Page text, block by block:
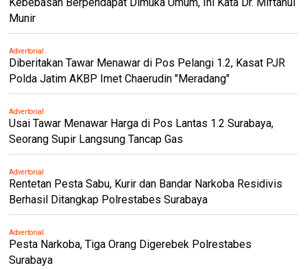
Munir
Advertorial
Diberitakan Tawar Menawar di Pos Pelangi 1.2, Kasat PJR
Polda Jatim AKBP Imet Chaerudin "Meradang"
Advertorial
Usai Tawar Menawar Harga di Pos Lantas 1.2 Surabaya,
Seorang Supir Langsung Tancap Gas
Advertorial
Rentetan Pesta Sabu, Kurir dan Bandar Narkoba Residivis
Berhasil Ditangkap Polrestabes Surabaya
Advertorial
Pesta Narkoba, Tiga Orang Digerebek Polrestabes
Surabaya